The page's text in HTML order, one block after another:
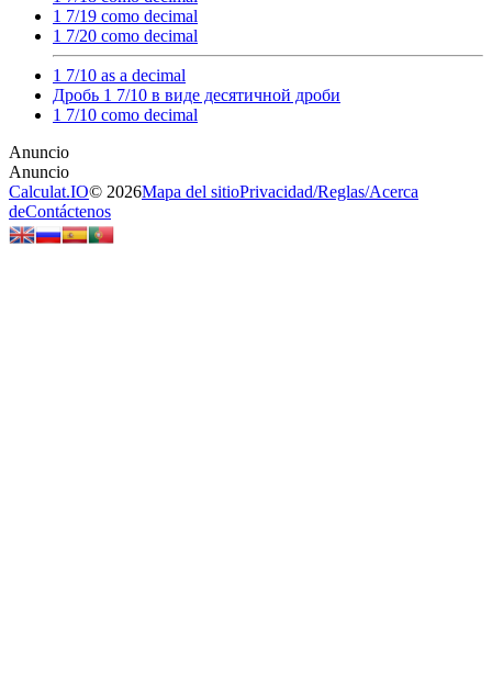
1 7/19 como decimal
1 7/20 como decimal
1 7/10 as a decimal
Дробь 1 7/10 в виде десятичной дроби
1 7/10 como decimal
Calculat.IO© 2026Mapa del sitioPrivacidad/Reglas/Acerca
deContáctenos